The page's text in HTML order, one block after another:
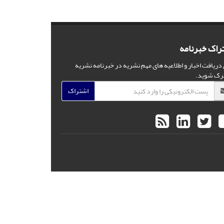
خبرنامه
دریافت اخبار و اطلاعیه های مهم نشریه در خبرنامه نشریه
شوید.
اشتراک